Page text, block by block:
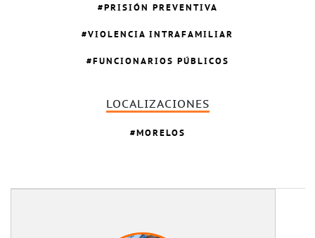
PRISIÓN PREVENTIVA
VIOLENCIA INTRAFAMILIAR
FUNCIONARIOS PÚBLICOS
LOCALIZACIONES
MORELOS